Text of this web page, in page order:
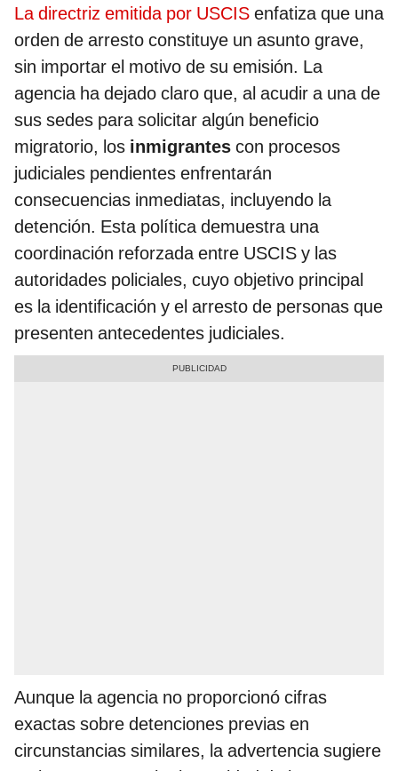
La directriz emitida por USCIS enfatiza que una
orden de arresto constituye un asunto grave,
sin importar el motivo de su emisión. La
agencia ha dejado claro que, al acudir a una de
sus sedes para solicitar algún beneficio
migratorio, los inmigrantes con procesos
judiciales pendientes enfrentarán
consecuencias inmediatas, incluyendo la
detención. Esta política demuestra una
coordinación reforzada entre USCIS y las
autoridades policiales, cuyo objetivo principal
es la identificación y el arresto de personas que
presenten antecedentes judiciales.
Aunque la agencia no proporcionó cifras
exactas sobre detenciones previas en
circunstancias similares, la advertencia sugiere